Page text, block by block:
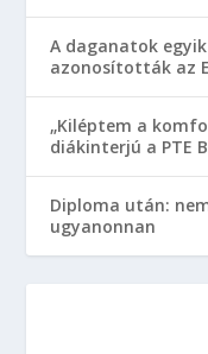
A daganatok
azonosították az
„Kiléptem a
diákinterjú a PTE
Diploma után:
ugyanonnan